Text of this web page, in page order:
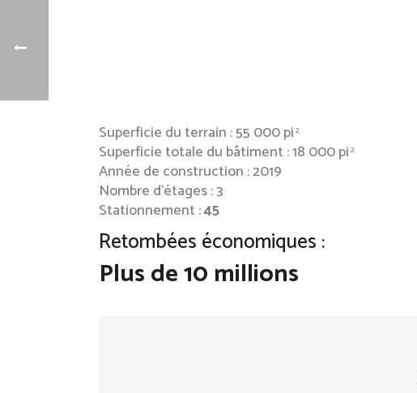
Superficie du terrain : 55 000 pi2
Superficie totale du bâtiment : 18 000 pi2
Année de construction : 2019
Nombre d’étages : 3
Stationnement :45
Retombées économiques :
Plus de 10 millions